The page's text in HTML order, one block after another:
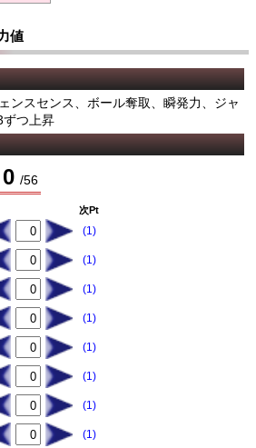
値
ンスセンス、ボール奪取、瞬発力、ジャ
ずつ上昇
0 /56
次Pt
(1)
(1)
(1)
(1)
(1)
(1)
(1)
(1)